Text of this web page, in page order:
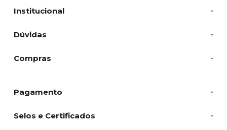
Institucional
Dúvidas
Compras
Pagamento
Selos e Certificados